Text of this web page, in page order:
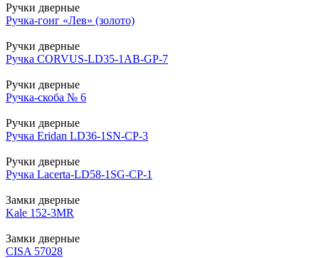
Ручки дверные
Ручка-гонг «Лев» (золото)
Ручки дверные
Ручка CORVUS-LD35-1AB-GP-7
Ручки дверные
Ручка-скоба № 6
Ручки дверные
Ручка Eridan LD36-1SN-CP-3
Ручки дверные
Ручка Lacerta-LD58-1SG-CP-1
Замки дверные
Kale 152-3MR
Замки дверные
CISA 57028